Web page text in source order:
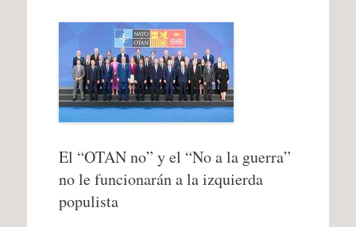
El “OTAN no” y el “No a la guerra”
no le funcionarán a la izquierda
populista